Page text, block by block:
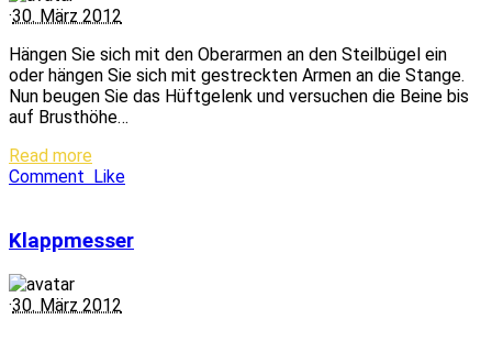
·30. März 2012
Hängen Sie sich mit den Oberarmen an den Steilbügel ein
oder hängen Sie sich mit gestreckten Armen an die Stange.
Nun beugen Sie das Hüftgelenk und versuchen die Beine bis
auf Brusthöhe…
Read more
Comment Like
Klappmesser
·30. März 2012